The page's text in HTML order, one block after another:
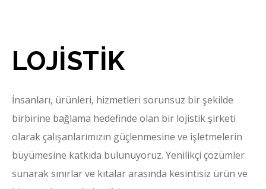
LOJİSTİK
İnsanları, ürünleri, hizmetleri sorunsuz bir şekilde
birbirine bağlama hedefinde olan bir lojistik şirketi
olarak çalışanlarımızın güçlenmesine ve işletmelerin
büyümesine katkıda bulunuyoruz. Yenilikçi çözümler
sunarak sınırlar ve kıtalar arasında kesintisiz ürün ve